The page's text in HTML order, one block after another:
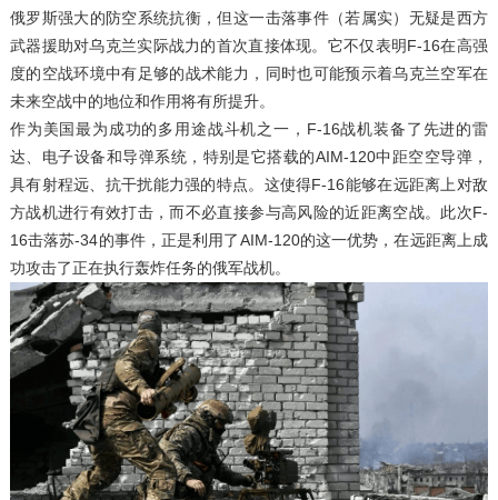
俄罗斯强大的防空系统抗衡，但这一击落事件（若属实）无疑是西方
武器援助对乌克兰实际战力的首次直接体现。它不仅表明F-16在高强
度的空战环境中有足够的战术能力，同时也可能预示着乌克兰空军在
未来空战中的地位和作用将有所提升。
作为美国最为成功的多用途战斗机之一，F-16战机装备了先进的雷
达、电子设备和导弹系统，特别是它搭载的AIM-120中距空空导弹，
具有射程远、抗干扰能力强的特点。这使得F-16能够在远距离上对敌
方战机进行有效打击，而不必直接参与高风险的近距离空战。此次F-
16击落苏-34的事件，正是利用了AIM-120的这一优势，在远距离上成
功攻击了正在执行轰炸任务的俄军战机。